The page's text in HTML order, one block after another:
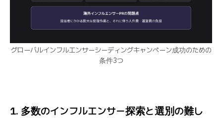
グローバルインフルエンサーシーディングキャンペーン成功のための
条件3つ
1. 多数のインフルエンサー探索と選別の難し